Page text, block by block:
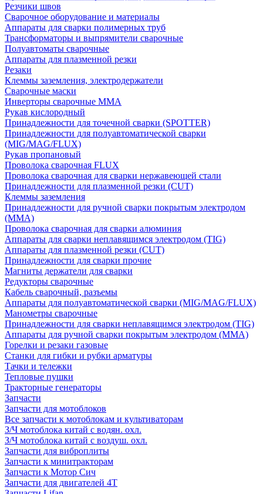
Резчики швов
Сварочное оборудование и материалы
Аппараты для сварки полимерных труб
Трансформаторы и выпрямители сварочные
Полуавтоматы сварочные
Аппараты для плазменной резки
Резаки
Клеммы заземления, электродержатели
Сварочные маски
Инверторы сварочные ММА
Рукав кислородный
Принадлежности для точечной сварки (SPOTTER)
Принадлежности для полуавтоматической сварки
(MIG/MAG/FLUX)
Рукав пропановый
Проволока сварочная FLUX
Проволока сварочная для сварки нержавеющей стали
Принадлежности для плазменной резки (CUT)
Клеммы заземления
Принадлежности для ручной сварки покрытым электродом
(MMA)
Проволока сварочная для сварки алюминия
Аппараты для сварки неплавящимся электродом (TIG)
Аппараты для плазменной резки (CUT)
Принадлежности для сварки прочие
Магниты держатели для сварки
Редукторы сварочные
Кабель сварочный, разъемы
Аппараты для полуавтоматической сварки (MIG/MAG/FLUX)
Манометры сварочные
Принадлежности для сварки неплавящимся электродом (TIG)
Аппараты для ручной сварки покрытым электродом (MMA)
Горелки и резаки газовые
Станки для гибки и рубки арматуры
Тачки и тележки
Тепловые пушки
Тракторные генераторы
Запчасти
Запчасти для мотоблоков
Все запчасти к мотоблокам и культиваторам
З/Ч мотоблока китай с водян. охл.
З/Ч мотоблока китай с воздуш. охл.
Запчасти для виброплиты
Запчасти к минитракторам
Запчасти к Мотор Сич
Запчасти для двигателей 4Т